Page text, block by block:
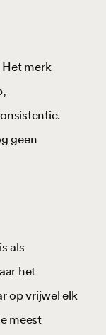
merk
geen
als
het
op vrijwel elk
meest